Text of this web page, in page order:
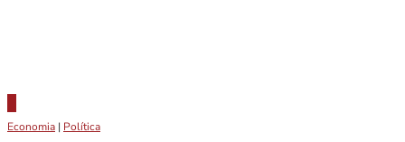
Economia | Política